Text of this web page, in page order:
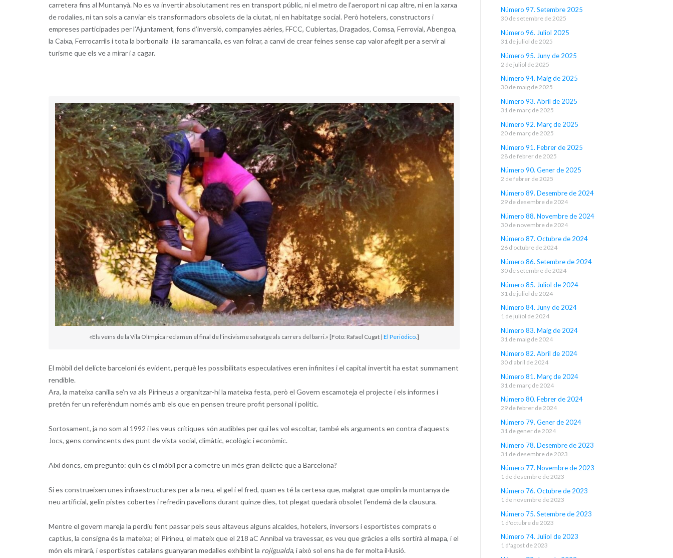
carretera fins al Muntanyà. No es va invertir absolutament res en transport públic, ni el metro de l’aeroport ni cap altre, ni en la xarxa
de rodalies, ni tan sols a canviar els transformadors obsolets de la ciutat, ni en habitatge social. Però hotelers, constructors i
empreses participades per l’Ajuntament, fons d’inversió, companyies aèries, FFCC, Cubiertas, Dragados, Comsa, Ferrovial, Abengoa,
la Caixa, Ferrocarrils i tota la borbonalla i la saramancalla, es van folrar, a canvi de crear feines sense cap valor afegit per a servir al
turisme que els ve a mirar i a cagar.
«Els veïns de la Vila Olímpica reclamen el final de l’incivisme salvatge als carrers del barri.» [Foto: Rafael Cugat |El Periódico.]
El mòbil del delicte barceloní és evident, perquè les possibilitats especulatives eren infinites i el capital invertit ha estat summament
rendible.
Ara, la mateixa canilla se’n va als Pirineus a organitzar-hi la mateixa festa, però el Govern escamoteja el projecte i els informes i
pretén fer un referèndum només amb els que en pensen treure profit personal i polític.
Sortosament, ja no som al 1992 i les veus crítiques són audibles per qui les vol escoltar, també els arguments en contra d’aquests
Jocs, gens convincents des punt de vista social, climàtic, ecològic i econòmic.
Així doncs, em pregunto: quin és el mòbil per a cometre un més gran delicte que a Barcelona?
Si es construeixen unes infraestructures per a la neu, el gel i el fred, quan es té la certesa que, malgrat que omplin la muntanya de
neu artificial, gelin pistes cobertes i refredin pavellons durant quinze dies, tot plegat quedarà obsolet l’endemà de la clausura.
Mentre el govern mareja la perdiu fent passar pels seus altaveus alguns alcaldes, hotelers, inversors i esportistes comprats o
captius, la consigna és la mateixa; el Pirineu, el mateix que el 218 aC Anníbal va travessar, es veu que gràcies a ells sortirà al mapa, i el
món els mirarà, i esportistes catalans guanyaran medalles exhibint la rojigualda, i això sol ens ha de fer molta il·lusió.
Número 97. Setembre 2025
30 de setembre de 2025
Número 96. Juliol 2025
31 de juliol de 2025
Número 95. Juny de 2025
2 de juliol de 2025
Número 94. Maig de 2025
30 de maig de 2025
Número 93. Abril de 2025
31 de març de 2025
Número 92. Març de 2025
20 de març de 2025
Número 91. Febrer de 2025
28 de febrer de 2025
Número 90. Gener de 2025
2 de febrer de 2025
Número 89. Desembre de 2024
29 de desembre de 2024
Número 88. Novembre de 2024
30 de novembre de 2024
Número 87. Octubre de 2024
26 d'octubre de 2024
Número 86. Setembre de 2024
30 de setembre de 2024
Número 85. Juliol de 2024
31 de juliol de 2024
Número 84. Juny de 2024
1 de juliol de 2024
Número 83. Maig de 2024
31 de maig de 2024
Número 82. Abril de 2024
30 d'abril de 2024
Número 81. Març de 2024
31 de març de 2024
Número 80. Febrer de 2024
29 de febrer de 2024
Número 79. Gener de 2024
31 de gener de 2024
Número 78. Desembre de 2023
31 de desembre de 2023
Número 77. Novembre de 2023
1 de desembre de 2023
Número 76. Octubre de 2023
1 de novembre de 2023
Número 75. Setembre de 2023
1 d'octubre de 2023
Número 74. Juliol de 2023
1 d'agost de 2023